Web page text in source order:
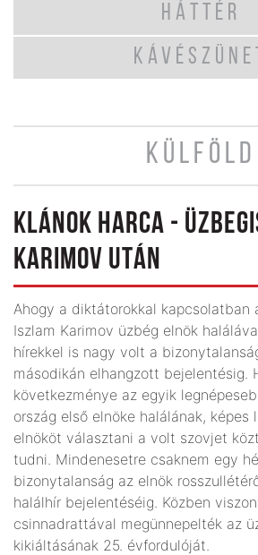
HÁTTÉR
KÜLFÖLD
KLÁNOK HARCA -
KARIMOV UTÁN
Ahogy a diktátorokkal kapcsolatban
Iszlam Karimov üzbég elnök
hírekkel is nagy volt a
másodikán elhangzott bejelentésig.
következménye az egyik
ország első elnöke halálának, képes
elnököt választani a volt szovjet
tudni. Mindenesetre csaknem egy
bizonytalanság az elnök
halálhír bejelentéséig. Közben
csinnadrattával megünnepelték az
kikiáltásának 25. évfordulóját.